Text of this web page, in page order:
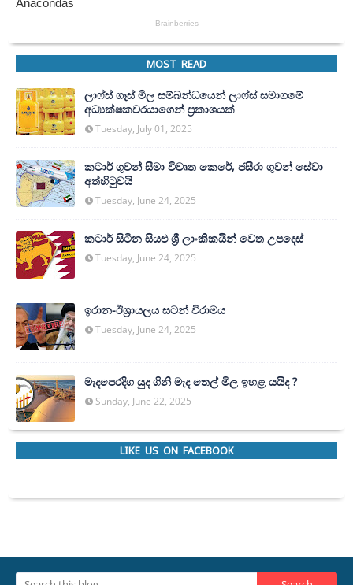
MOST READ
ලාෆ්ස් ගෑස් මිල සම්බන්ධයෙන් ලාෆ්ස් සමාගමේ
අධ්‍යක්ෂකවරයාගෙන් ප්‍රකාශයක්
Tuesday, July 01, 2025
කටාර් ගුවන් සීමා විවෘත කෙරේ, ජසීරා ගුවන් සේවා
අත්හි‍ටුවයි
Tuesday, June 24, 2025
කටාර් සිටින සියළු ශ්‍රී ලාංකිකයින් වෙත උපදෙස්
Tuesday, June 24, 2025
ඉරාන-ඊශ්‍රායලය සටන් විරාමය
Tuesday, June 24, 2025
මැදපෙරදිග යුද ගිනි මැද තෙල් මිල ඉහළ යයිද ?
Sunday, June 22, 2025
LIKE US ON FACEBOOK